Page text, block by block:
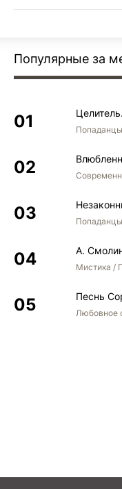
Популярные за
А.
Мистика /
Песнь
Любовное